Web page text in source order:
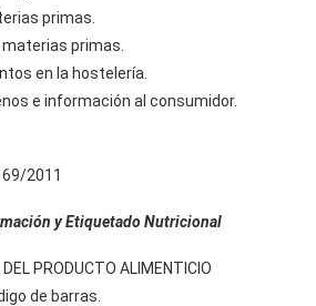
primas.
primas.
en la hostelería.
e información al consumidor.
2011
y Etiquetado Nutricional
PRODUCTO ALIMENTICIO
de barras.